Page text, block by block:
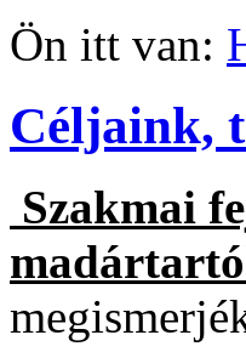
Ön itt van:
Céljaink,
Szakmai